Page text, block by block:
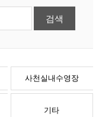
사천실내수영장
기타